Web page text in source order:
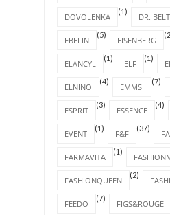
DOVOLENKA
(1)
DR.
EBELIN
(5)
EISENBERG
ELANCYL
(1)
ELF
(1)
ELNINO
(4)
EMMSI
(7)
ESPRIT
(3)
ESSENCE
(4)
EVENT
(1)
F&F
(37)
FARMAVITA
(1)
FASHIONQUEEN
(2)
FEEDO
(7)
FIGS&ROUGE